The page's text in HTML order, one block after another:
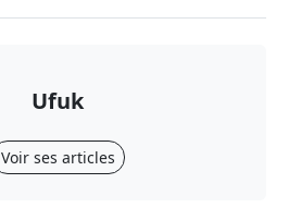
Ufuk
Voir ses articles